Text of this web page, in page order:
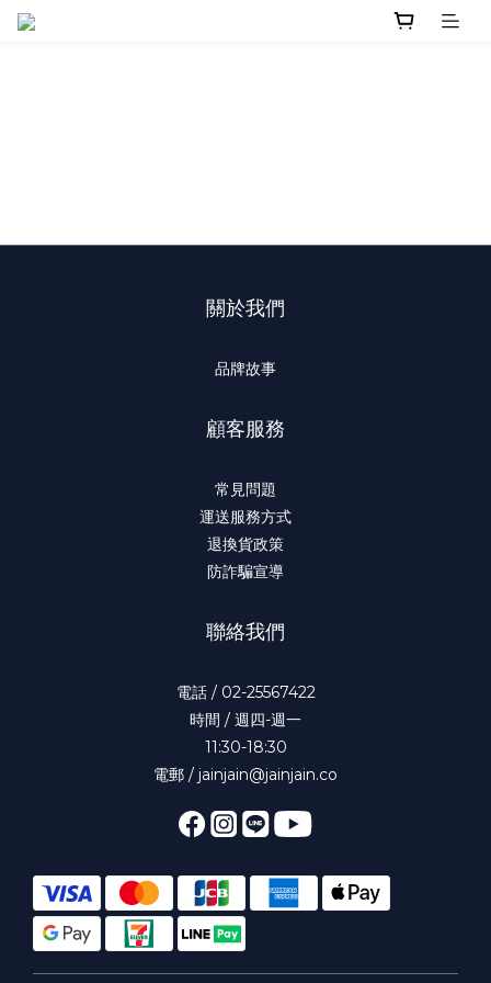
關於我們
品牌故事
顧客服務
常見問題
運送服務方式
退換貨政策
防詐騙宣導
聯絡我們
電話 / 02-25567422
時間 / 週四-週一
11:30-18:30
電郵 / jainjain@jainjain.co